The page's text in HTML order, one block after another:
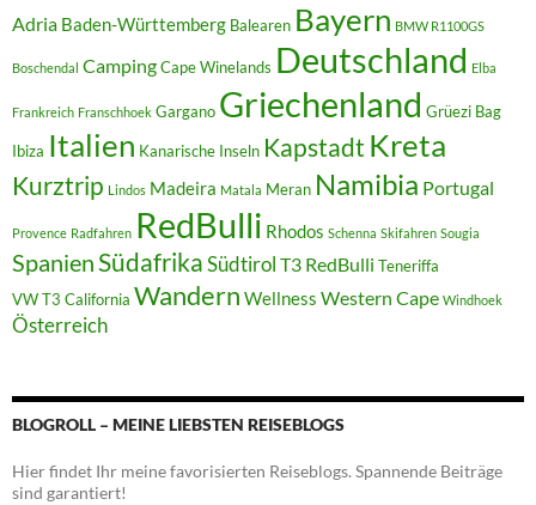
Adria Baden-Württemberg Balearen Bayern BMW R1100GS
Boschendal CampingCape Winelands Deutschland Elba
Frankreich Franschhoek Gargano Griechenland Grüezi Bag
Ibiza Italien Kanarische Inseln Kapstadt Kreta
Kurztrip Lindos Madeira Matala Meran Namibia Portugal
Provence Radfahren RedBulli Rhodos Schenna Skifahren Sougia
SpanienSüdafrikaSüdtirol T3 RedBulli Teneriffa
VW T3 California Wandern Wellness Western Cape Windhoek
Österreich
BLOGROLL – MEINE LIEBSTEN REISEBLOGS
Hier findet Ihr meine favorisierten Reiseblogs. Spannende Beiträge
sind garantiert!